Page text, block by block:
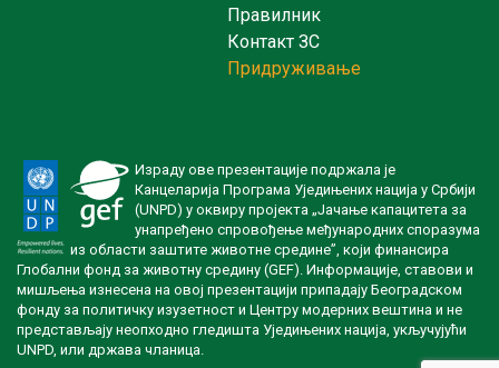
Правилник
Контакт ЗС
Придруживање
Израду ове презентације подржала је
Канцеларија Програма Уједињених нација у Србији
(UNPD) у оквиру пројекта „Јачање капацитета за
унапређено спровођење међународних споразума
из области заштите животне средине”, који финансира
Глобални фонд за животну средину (GEF). Информације, ставови и
мишљења изнесена на овој презентацији припадају Београдском
фонду за политичку изузетност и Центру модерних вештина и не
представљају неопходно гледишта Уједињених нација, укључујући
UNPD, или држава чланица.